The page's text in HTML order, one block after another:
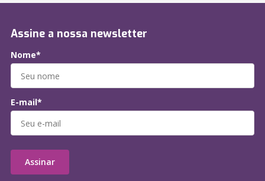
Assine a nossa newsletter
Nome*
E-mail*
Assinar